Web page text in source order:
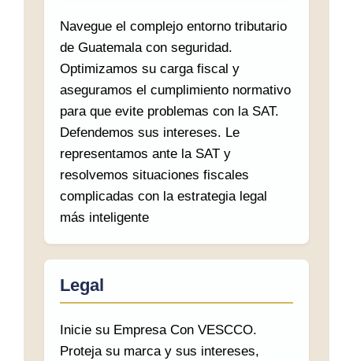
Navegue el complejo entorno tributario
de Guatemala con seguridad.
Optimizamos su carga fiscal y
aseguramos el cumplimiento normativo
para que evite problemas con la SAT.
Defendemos sus intereses. Le
representamos ante la SAT y
resolvemos situaciones fiscales
complicadas con la estrategia legal
más inteligente
Legal
Inicie su Empresa Con VESCCO.
Proteja su marca y sus intereses,